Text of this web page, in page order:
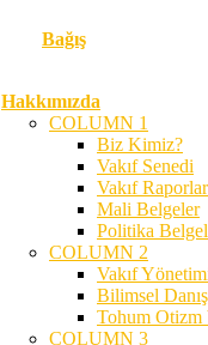
Bağış
Hakkımızda
COLUMN 1
Biz Kimiz?
Vakıf Senedi
Vakıf
Mali Belgeler
Politika
COLUMN 2
Vakıf
Bilimsel
Tohum Otizm
COLUMN 3